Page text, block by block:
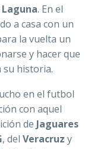
. En el
a casa con un
la vuelta un
y hacer que
su historia.
en el futbol
con aquel
de Jaguares
, del Veracruz y